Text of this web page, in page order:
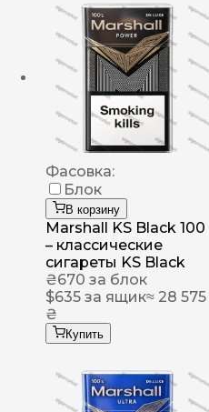
Фасовка:
Блок
В корзину
Marshall KS Black 100
– классические
сигареты KS Black
₴670 за блок
$635 за ящик≈ 28 575
₴
Купить